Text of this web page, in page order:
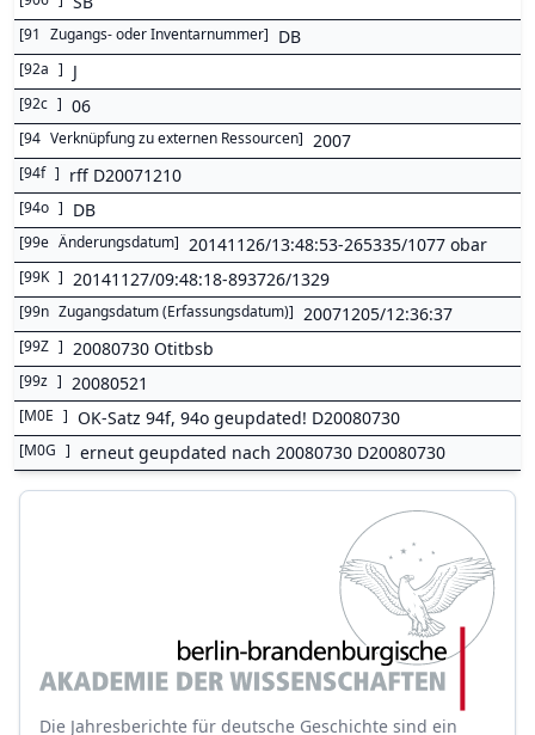
[91 Zugangs- oder Inventarnummer] DB
[92a ] J
[92c ] 06
[94 Verknüpfung zu externen Ressourcen] 2007
[94f ] rff D20071210
[94o ] DB
[99e Änderungsdatum] 20141126/13:48:53-265335/1077 obar
[99K ] 20141127/09:48:18-893726/1329
[99n Zugangsdatum (Erfassungsdatum)] 20071205/12:36:37
[99Z ] 20080730 Otitbsb
[99z ] 20080521
[M0E ] OK-Satz 94f, 94o geupdated! D20080730
[M0G ] erneut geupdated nach 20080730 D20080730
Die Jahresberichte für deutsche Geschichte sind ein